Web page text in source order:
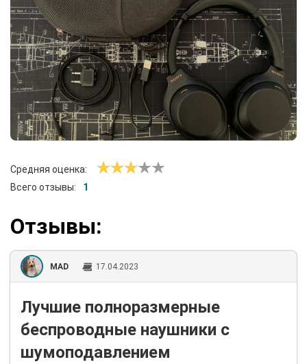
Средняя оценка:
Всего отзывы:
1
Отзывы:
MAD 17.04.2023
Лучшие полноразмерные
беспроводные наушники с
шумоподавлением